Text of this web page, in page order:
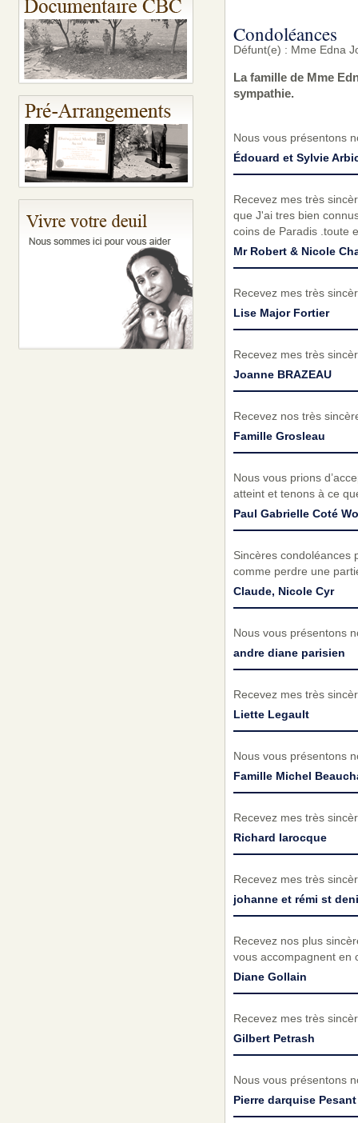
Condoléances
Défunt(e) : Mme Edna
La famille de Mme
sympathie.
Nous vous présentons
Édouard et Sylvie
Recevez mes très
que J'ai tres bien
coins de Paradis .toute
Mr Robert & Nicole
Recevez mes très
Lise Major Fortier
Recevez mes très
Joanne BRAZEAU
Recevez nos très
Famille Grosleau
Nous vous prions
atteint et tenons à ce
Paul Gabrielle Coté
Sincères condoléances
comme perdre une
Claude, Nicole Cyr
Nous vous présentons
andre diane parisien
Recevez mes très
Liette Legault
Nous vous présentons
Famille Michel
Recevez mes très
Richard larocque
Recevez mes très
johanne et rémi st
Recevez nos plus
vous accompagnent en
Diane Gollain
Recevez mes très
Gilbert Petrash
Nous vous présentons
Pierre darquise